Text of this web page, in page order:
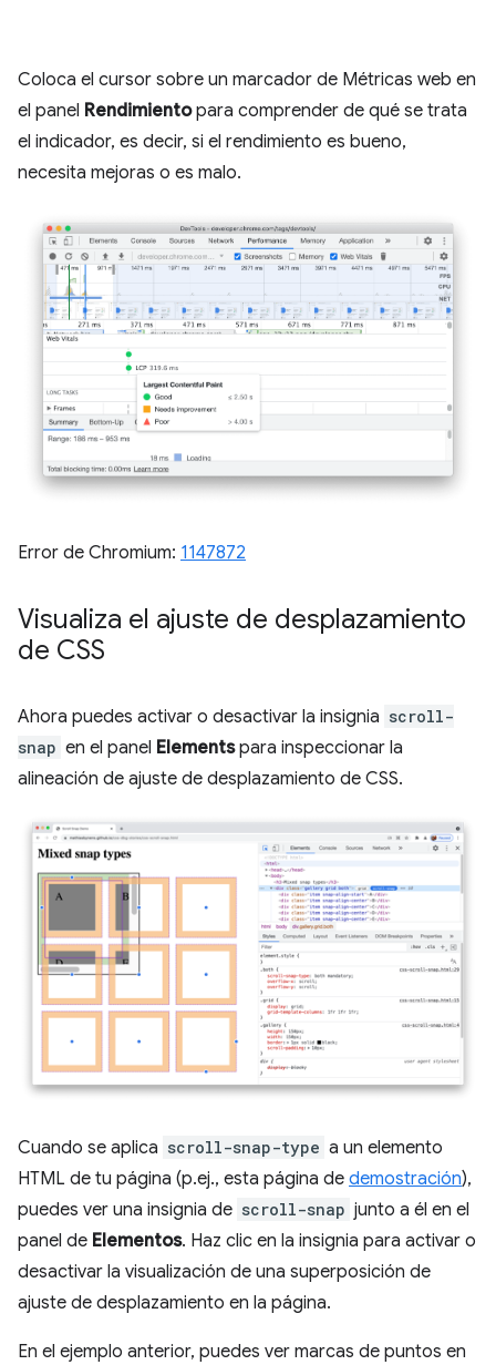
Coloca el cursor sobre un marcador de Métricas web en
el panel Rendimientopara comprender de qué se trata
el indicador, es decir, si el rendimiento es bueno,
necesita mejoras o es malo.
Error de Chromium: 1147872
Visualiza el ajuste de desplazamiento
de CSS
Ahora puedes activar o desactivar la insignia scroll-
snap en el panel Elementspara inspeccionar la
alineación de ajuste de desplazamiento de CSS.
Cuando se aplica scroll-snap-type a un elemento
HTML de tu página (p.ej., esta página de demostración),
puedes ver una insignia de scroll-snap junto a él en el
panel de Elementos. Haz clic en la insignia para activar o
desactivar la visualización de una superposición de
ajuste de desplazamiento en la página.
En el ejemplo anterior, puedes ver marcas de puntos en